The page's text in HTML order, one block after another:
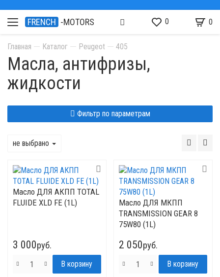
FRENCH -MOTORS 0 0
Главная Каталог Peugeot 405
Масла, антифризы,
жидкости
Фильтр по параметрам
не выбрано
Mасло ДЛЯ АКПП TOTAL
FLUIDE XLD FE (1L)
3 000руб.
Mасло ДЛЯ МКПП
TRANSMISSION GEAR 8
75W80 (1L)
2 050руб.